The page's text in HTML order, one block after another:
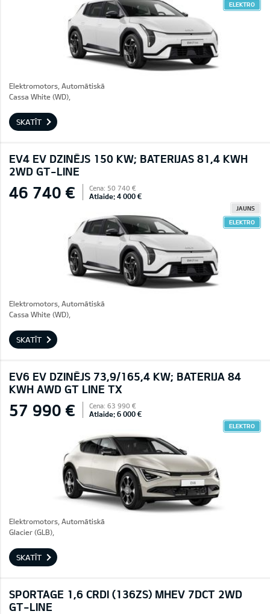
ELEKTRO
Elektromotors, Automātiskā
Cassa White (WD),
SKATĪT
EV4 EV DZINĒJS 150 KW; BATERIJAS 81,4 KWH
2WD GT-LINE
46 740 € Cena: 50 740 €
Atlaide: 4 000 €
JAUNS
ELEKTRO
Elektromotors, Automātiskā
Cassa White (WD),
SKATĪT
EV6 EV DZINĒJS 73,9/165,4 KW; BATERIJA 84
KWH AWD GT LINE TX
57 990 € Cena: 63 990 €
Atlaide: 6 000 €
ELEKTRO
Elektromotors, Automātiskā
Glacier (GLB),
SKATĪT
SPORTAGE 1,6 CRDI (136ZS) MHEV 7DCT 2WD
GT-LINE